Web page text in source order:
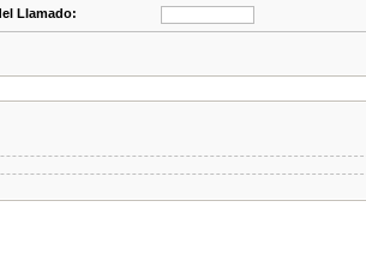
Llamado: